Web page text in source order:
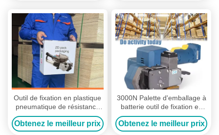
Outil de fixation en plastique
pneumatique de résistance
industrielle pour des fixations
sûres et durables
Obtenez le meilleur prix
3000N Palette d'emballage à
batterie outil de fixation en
plastique automatique de
bande de palette
Obtenez le meilleur prix